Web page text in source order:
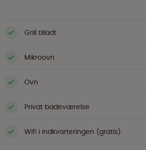
Grill tilladt
Mikroovn
Ovn
Privat badeværelse
Wifi i indkvarteringen (gratis)